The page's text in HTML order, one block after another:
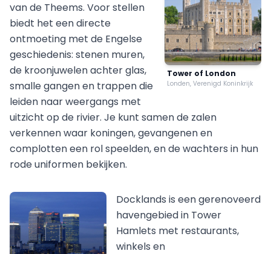
Tower of London
Londen, Verenigd Koninkrijk
van de Theems. Voor stellen
biedt het een directe
ontmoeting met de Engelse
geschiedenis: stenen muren,
de kroonjuwelen achter glas,
smalle gangen en trappen die
leiden naar weergangs met
uitzicht op de rivier. Je kunt samen de zalen
verkennen waar koningen, gevangenen en
complotten een rol speelden, en de wachters in hun
rode uniformen bekijken.
Docklands is een gerenoveerd
havengebied in Tower
Hamlets met restaurants,
winkels en